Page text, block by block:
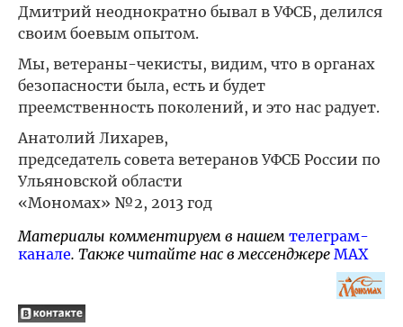
Дмитрий неоднократно бывал в УФСБ, делился
своим боевым опытом.
Мы, ветераны-чекисты, видим, что в органах
безопасности была, есть и будет
преемственность поколений, и это нас радует.
Анатолий Лихарев,
председатель совета ветеранов УФСБ России по
Ульяновской области
«Мономах» №2, 2013 год
Материалы комментируем в нашем телеграм-
канале. Также читайте нас в мессенджере MAX